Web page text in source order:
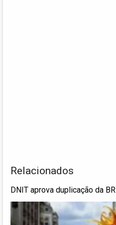
Relacionados
DNIT aprova duplicação da BR